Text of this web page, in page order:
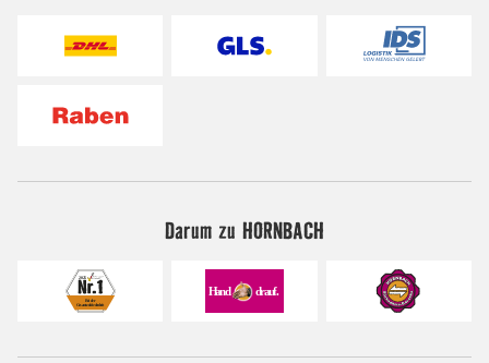
Darum zu HORNBACH